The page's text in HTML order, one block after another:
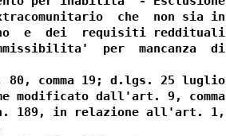
che  non sia in
e  dei  requisiti reddituali
per  mancanza  di
80, comma 19; d.lgs. 25 luglio
modificato dall'art. 9, comma
189, in relazione all'art. 1,